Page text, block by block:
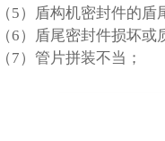
（5）盾构机密封件的
（6）盾尾密封件损坏
（7）管片拼装不当；